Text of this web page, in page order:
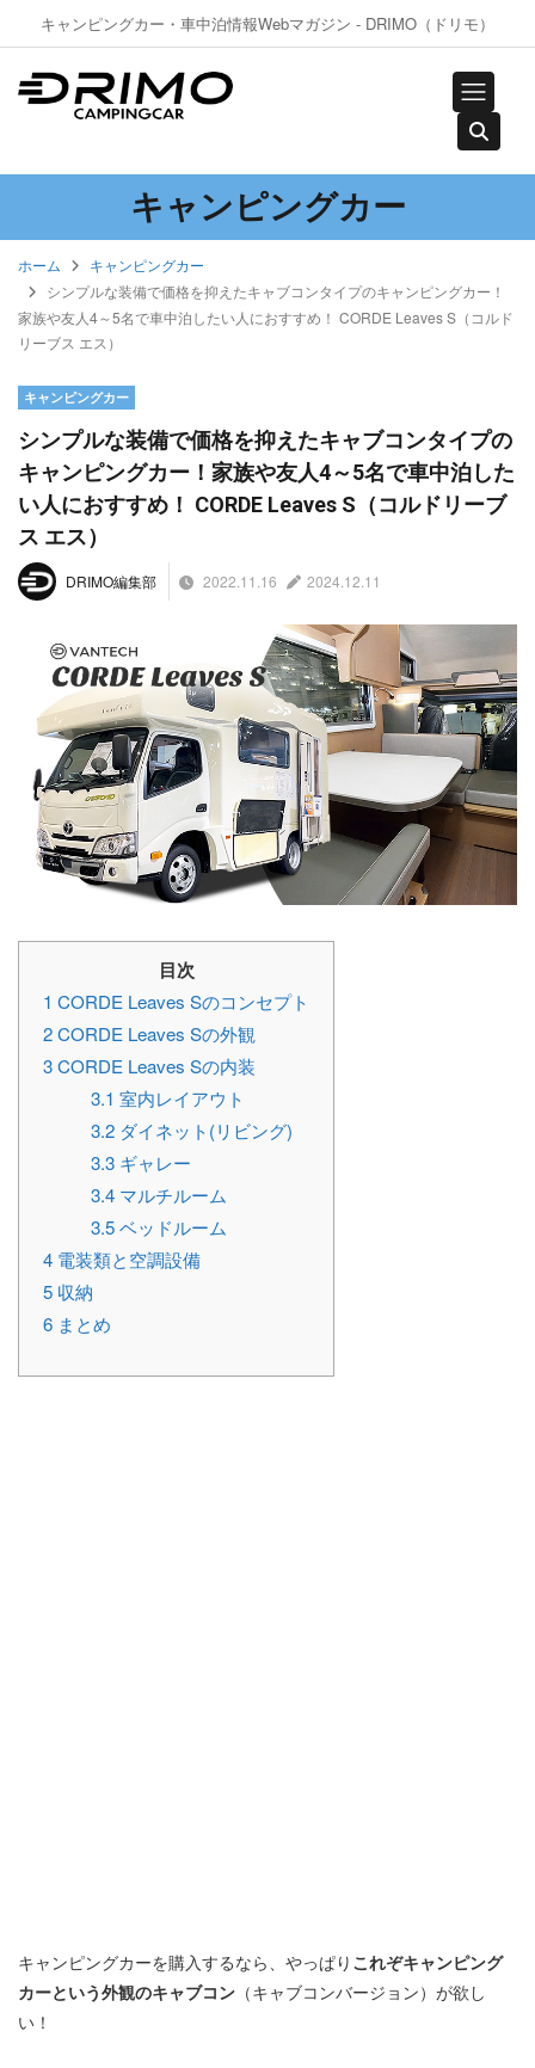
キャンピングカー・車中泊情報Webマガジン - DRIMO（ドリモ）
キャンピングカー
ホーム
キャンピングカー
シンプルな装備で価格を抑えたキャブコンタイプのキャンピングカー！
家族や友人4～5名で車中泊したい人におすすめ！ CORDE Leaves S（コルド
リーブス エス）
キャンピングカー
シンプルな装備で価格を抑えたキャブコンタイプの
キャンピングカー！家族や友人4～5名で車中泊した
い人におすすめ！ CORDE Leaves S（コルドリーブ
ス エス）
DRIMO編集部 2022.11.16 2024.12.11
目次
1 CORDE Leaves Sのコンセプト
2CORDE Leaves Sの外観
3CORDE Leaves Sの内装
3.1 室内レイアウト
3.2 ダイネット(リビング)
3.3 ギャレー
3.4 マルチルーム
3.5ベッドルーム
4 電装類と空調設備
5 収納
6 まとめ
キャンピングカーを購入するなら、やっぱり これぞキャンピング
カーという外観のキャブコン （キャブコンバージョン）が欲し
い！